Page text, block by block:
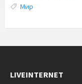
Tags:
Мир
LIVEINTERNET